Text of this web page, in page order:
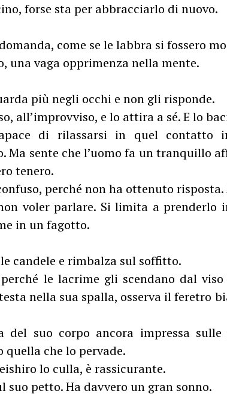
forse sta per abbracciarlo di nuovo.
come se le labbra si fossero
una vaga opprimenza nella mente.
più negli occhi e non gli risponde.
all’improvviso, e lo attira a sé. E lo
di rilassarsi in quel contatto
Ma sente che l’uomo fa un tranquillo
tenero.
perché non ha ottenuto
voler parlare. Si limita a prenderlo
in un fagotto.
candele e rimbalza sul soffitto.
le lacrime gli scendano dal
nella sua spalla, osserva il feretro
del suo corpo ancora impressa
quella che lo pervade.
lo culla, è rassicurante.
suo petto. Ha davvero un gran sonno.